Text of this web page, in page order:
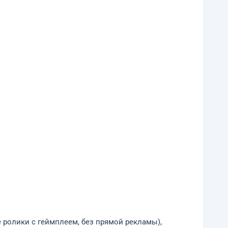
ролики с геймплеем, без прямой рекламы),